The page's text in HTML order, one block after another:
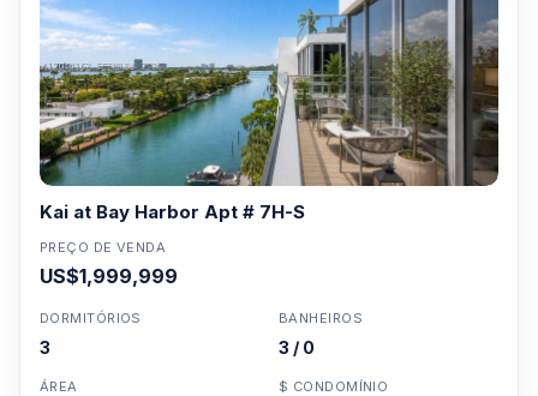
Kai at Bay Harbor Apt # 7H-S
PREÇO DE VENDA
US$1,999,999
DORMITÓRIOS
3
BANHEIROS
3 / 0
ÁREA $ CONDOMÍNIO